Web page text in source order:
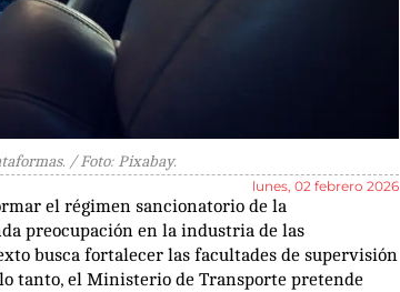
/ Foto: Pixabay.
lunes, 02 febrero 2026
el régimen sancionatorio de la
preocupación en la industria de las
busca fortalecer las facultades de supervisión
tanto, el Ministerio de Transporte pretende